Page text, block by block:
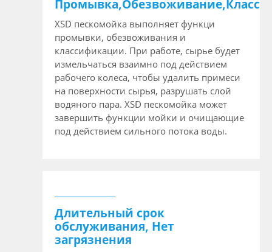
XSD пескомойка выполняет функци
промывки, обезвоживания и
классификации. При работе, сырье будет
измельчаться взаимно под действием
рабочего колеса, чтобы удалить примеси
на поверхности сырья, разрушать слой
водяного пара. XSD пескомойка может
завершить функции мойки и очищающие
под действием сильного потока воды.
Длительный срок
обслуживания, Нет
загрязнения